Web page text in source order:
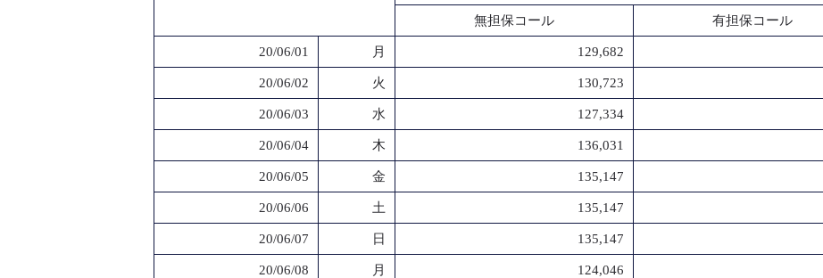
無担保コール 有担保コール
20/06/01 月 129,682
20/06/02 火 130,723
20/06/03 水 127,334
20/06/04 木 136,031
20/06/05 金 135,147
20/06/06 土 135,147
20/06/07 日 135,147
20/06/08 月 124,046